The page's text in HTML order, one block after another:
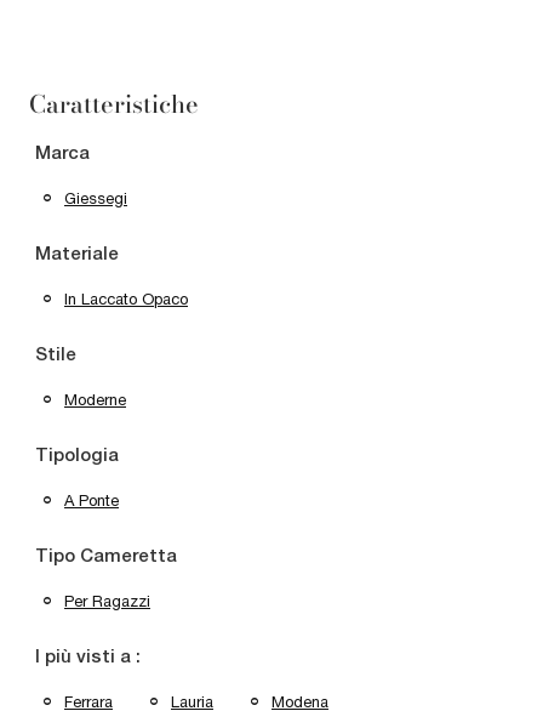
Caratteristiche
Marca
Giessegi
Materiale
In Laccato Opaco
Stile
Moderne
Tipologia
A Ponte
Tipo Cameretta
Per Ragazzi
I più visti a :
Ferrara Lauria Modena